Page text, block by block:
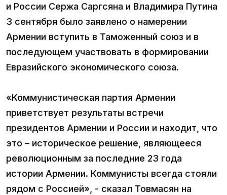
и России Сержа Саргсяна и Владимира Путина
3 сентября было заявлено о намерении
Армении вступить в Таможенный союз и в
последующем участвовать в формировании
Евразийского экономического союза.
«Коммунистическая партия Армении
приветствует результаты встречи
президентов Армении и России и находит, что
это – историческое решение, являющееся
революционным за последние 23 года
истории Армении. Коммунисты всегда стояли
рядом с Россией», - сказал Товмасян на